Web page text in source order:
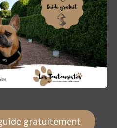
gratuitement